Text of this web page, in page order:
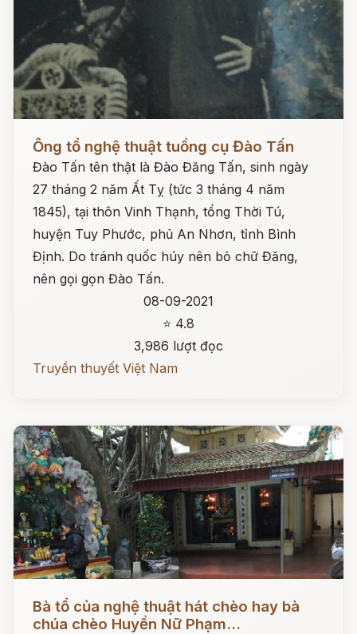
Đọc ngay
Ông tổ nghệ thuật tuồng cụ Đào Tấn
Đào Tấn tên thật là Đào Đăng Tấn, sinh ngày
27 tháng 2 năm Ất Tỵ (tức 3 tháng 4 năm
1845), tại thôn Vinh Thạnh, tổng Thời Tú,
huyện Tuy Phước, phủ An Nhơn, tỉnh Bình
Định. Do tránh quốc húy nên bỏ chữ Đăng,
nên gọi gọn Đào Tấn.
08-09-2021
⭐ 4.8
3,986 lượt đọc
Truyền thuyết Việt Nam
Đọc ngay
Bà tổ của nghệ thuật hát chèo hay bà
chúa chèo Huyền Nữ Phạm...